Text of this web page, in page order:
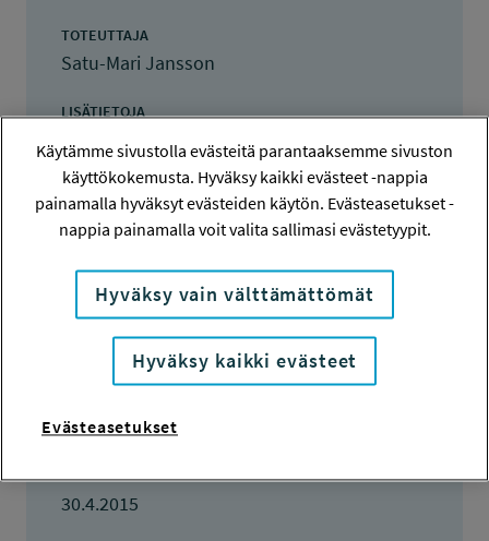
TOTEUTTAJA
Satu-Mari Jansson
LISÄTIETOJA
Satu-Mari Jansson
satu-mari@theatreworks.fi
TOTEUTUSAIKA
1.11.2014 - 30.4.2015
TYÖSUOJELURAHASTON PÄÄTÖS
29.10.2014
7 000 euroa
7 000 euroa
TULOKSET VALMISTUNEET
30.4.2015
Käytämme sivustolla evästeitä parantaaksemme sivuston
käyttökokemusta. Hyväksy kaikki evästeet -nappia
painamalla hyväksyt evästeiden käytön. Evästeasetukset -
nappia painamalla voit valita sallimasi evästetyypit.
Hyväksy vain välttämättömät
Hyväksy kaikki evästeet
Evästeasetukset